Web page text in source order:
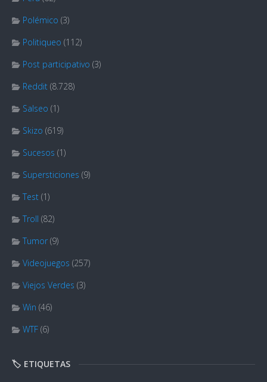
Polémico (3)
Politiqueo (112)
Post participativo (3)
Reddit (8.728)
Salseo (1)
Skizo (619)
Sucesos (1)
Supersticiones (9)
Test (1)
Troll (82)
Tumor (9)
Videojuegos (257)
Viejos Verdes (3)
Win (46)
WTF (6)
🏷️ ETIQUETAS